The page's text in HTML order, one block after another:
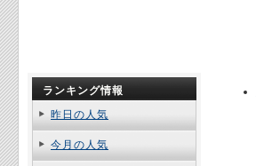
ランキング情報
昨日の人気
今月の人気